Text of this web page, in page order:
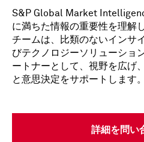
S&P Global Market
に満ちた情報の重要性を理解
チームは、比類のないインサ
びテクノロジーソリューショ
ートナーとして、視野を広げ
と意思決定をサポートします。
詳細を問い